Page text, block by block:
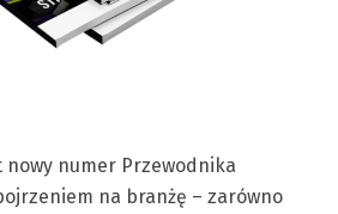
nowy numer Przewodnika
na branżę – zarówno